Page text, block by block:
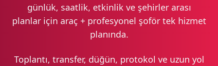
günlük, saatlik, etkinlik ve şehirler arası
planlar için araç + profesyonel şoför tek hizmet
planında.
Toplantı, transfer, düğün, protokol ve uzun yol